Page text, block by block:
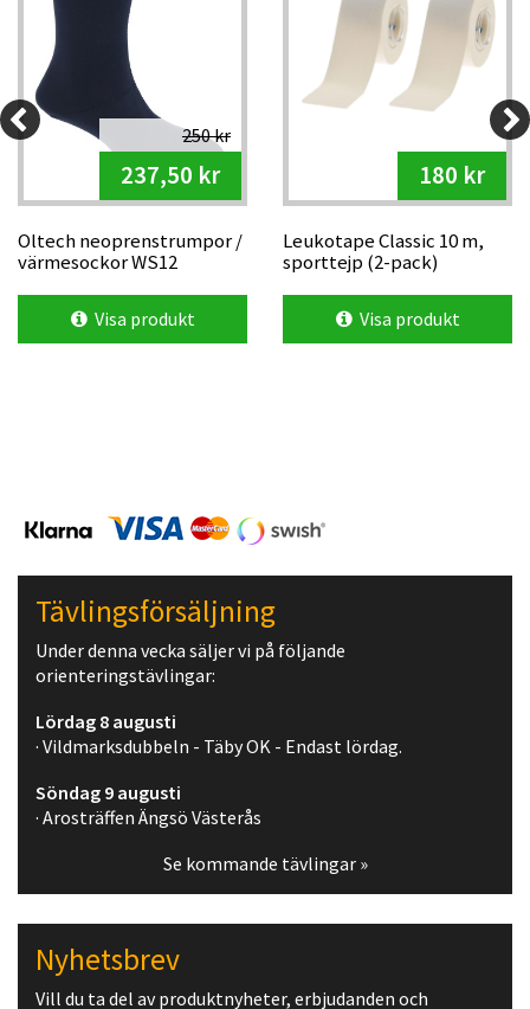
250 kr
237,50 kr
Oltech neoprenstrumpor /
värmesockor WS12
Visa produkt
180 kr
Leukotape Classic 10 m,
sporttejp (2-pack)
Visa produkt
Tävlingsförsäljning
Under denna vecka säljer vi på följande
orienteringstävlingar:
Lördag 8 augusti
· Vildmarksdubbeln - Täby OK - Endast lördag.
Söndag 9 augusti
· Arosträffen Ängsö Västerås
Se kommande tävlingar »
Nyhetsbrev
Vill du ta del av produktnyheter, erbjudanden och